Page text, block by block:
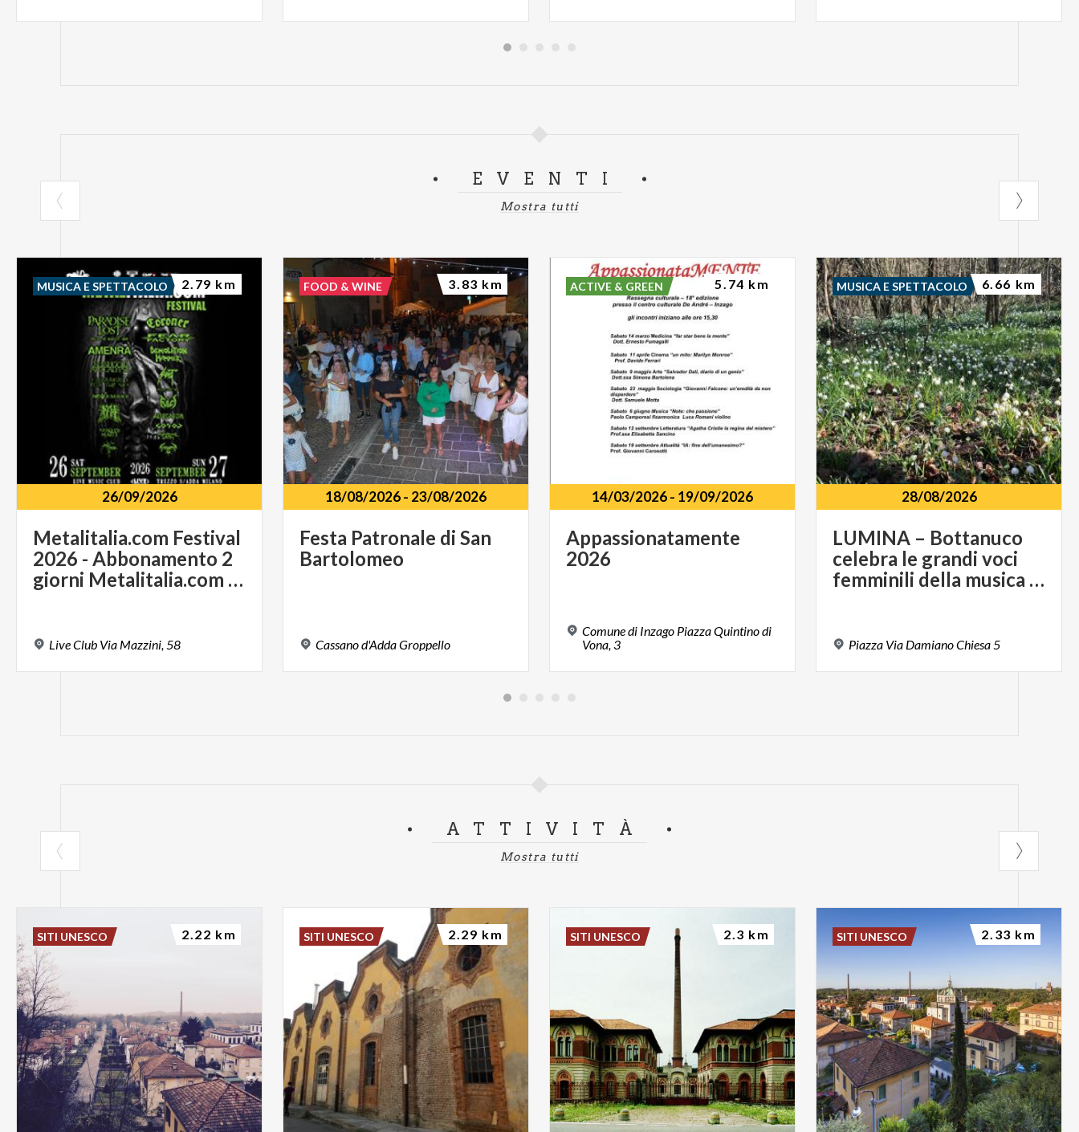
EVENTI
Mostra tutti
26/09/2026
Metalitalia.com Festival
2026 - Abbonamento 2
giorni Metalitalia.com Festival
LiveClub Via Mazzini,58
MUSICA E SPETTACOLO 2.79 km
18/08/2026- 23/08/2026
Festa Patronale di San
Bartolomeo
Cassanod'AddaGroppello
FOOD & WINE 3.83 km
14/03/2026- 19/09/2026
Appassionatamente
2026
Comune di Inzago Piazza Quintino di
Vona, 3
ACTIVE & GREEN 5.74 km
28/08/2026
LUMINA – Bottanuco
celebra le grandi voci
femminili della musica italiana
Piazza Via DamianoChiesa5
MUSICA E SPETTACOLO 6.66 km
ATTIVITÀ
Mostra tutti
SITI UNESCO 2.22 km SITI UNESCO 2.29 km SITI UNESCO 2.3 km SITI UNESCO 2.33 km